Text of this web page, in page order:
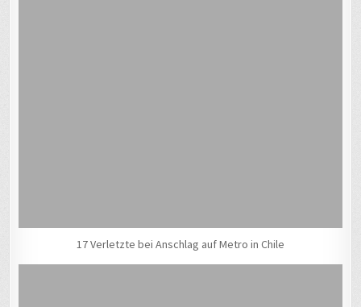
17 Verletzte bei Anschlag auf Metro in Chile